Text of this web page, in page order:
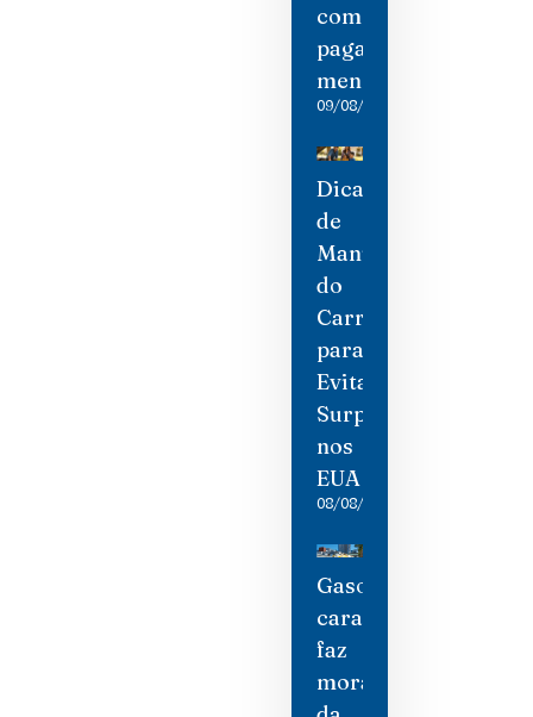
como
pagar
menos)
09/08/2026
Dicas
de
Manutenção
do
Carro
para
Evitar
Surpresas
nos
EUA
08/08/2026
Gasolina
cara
faz
moradores